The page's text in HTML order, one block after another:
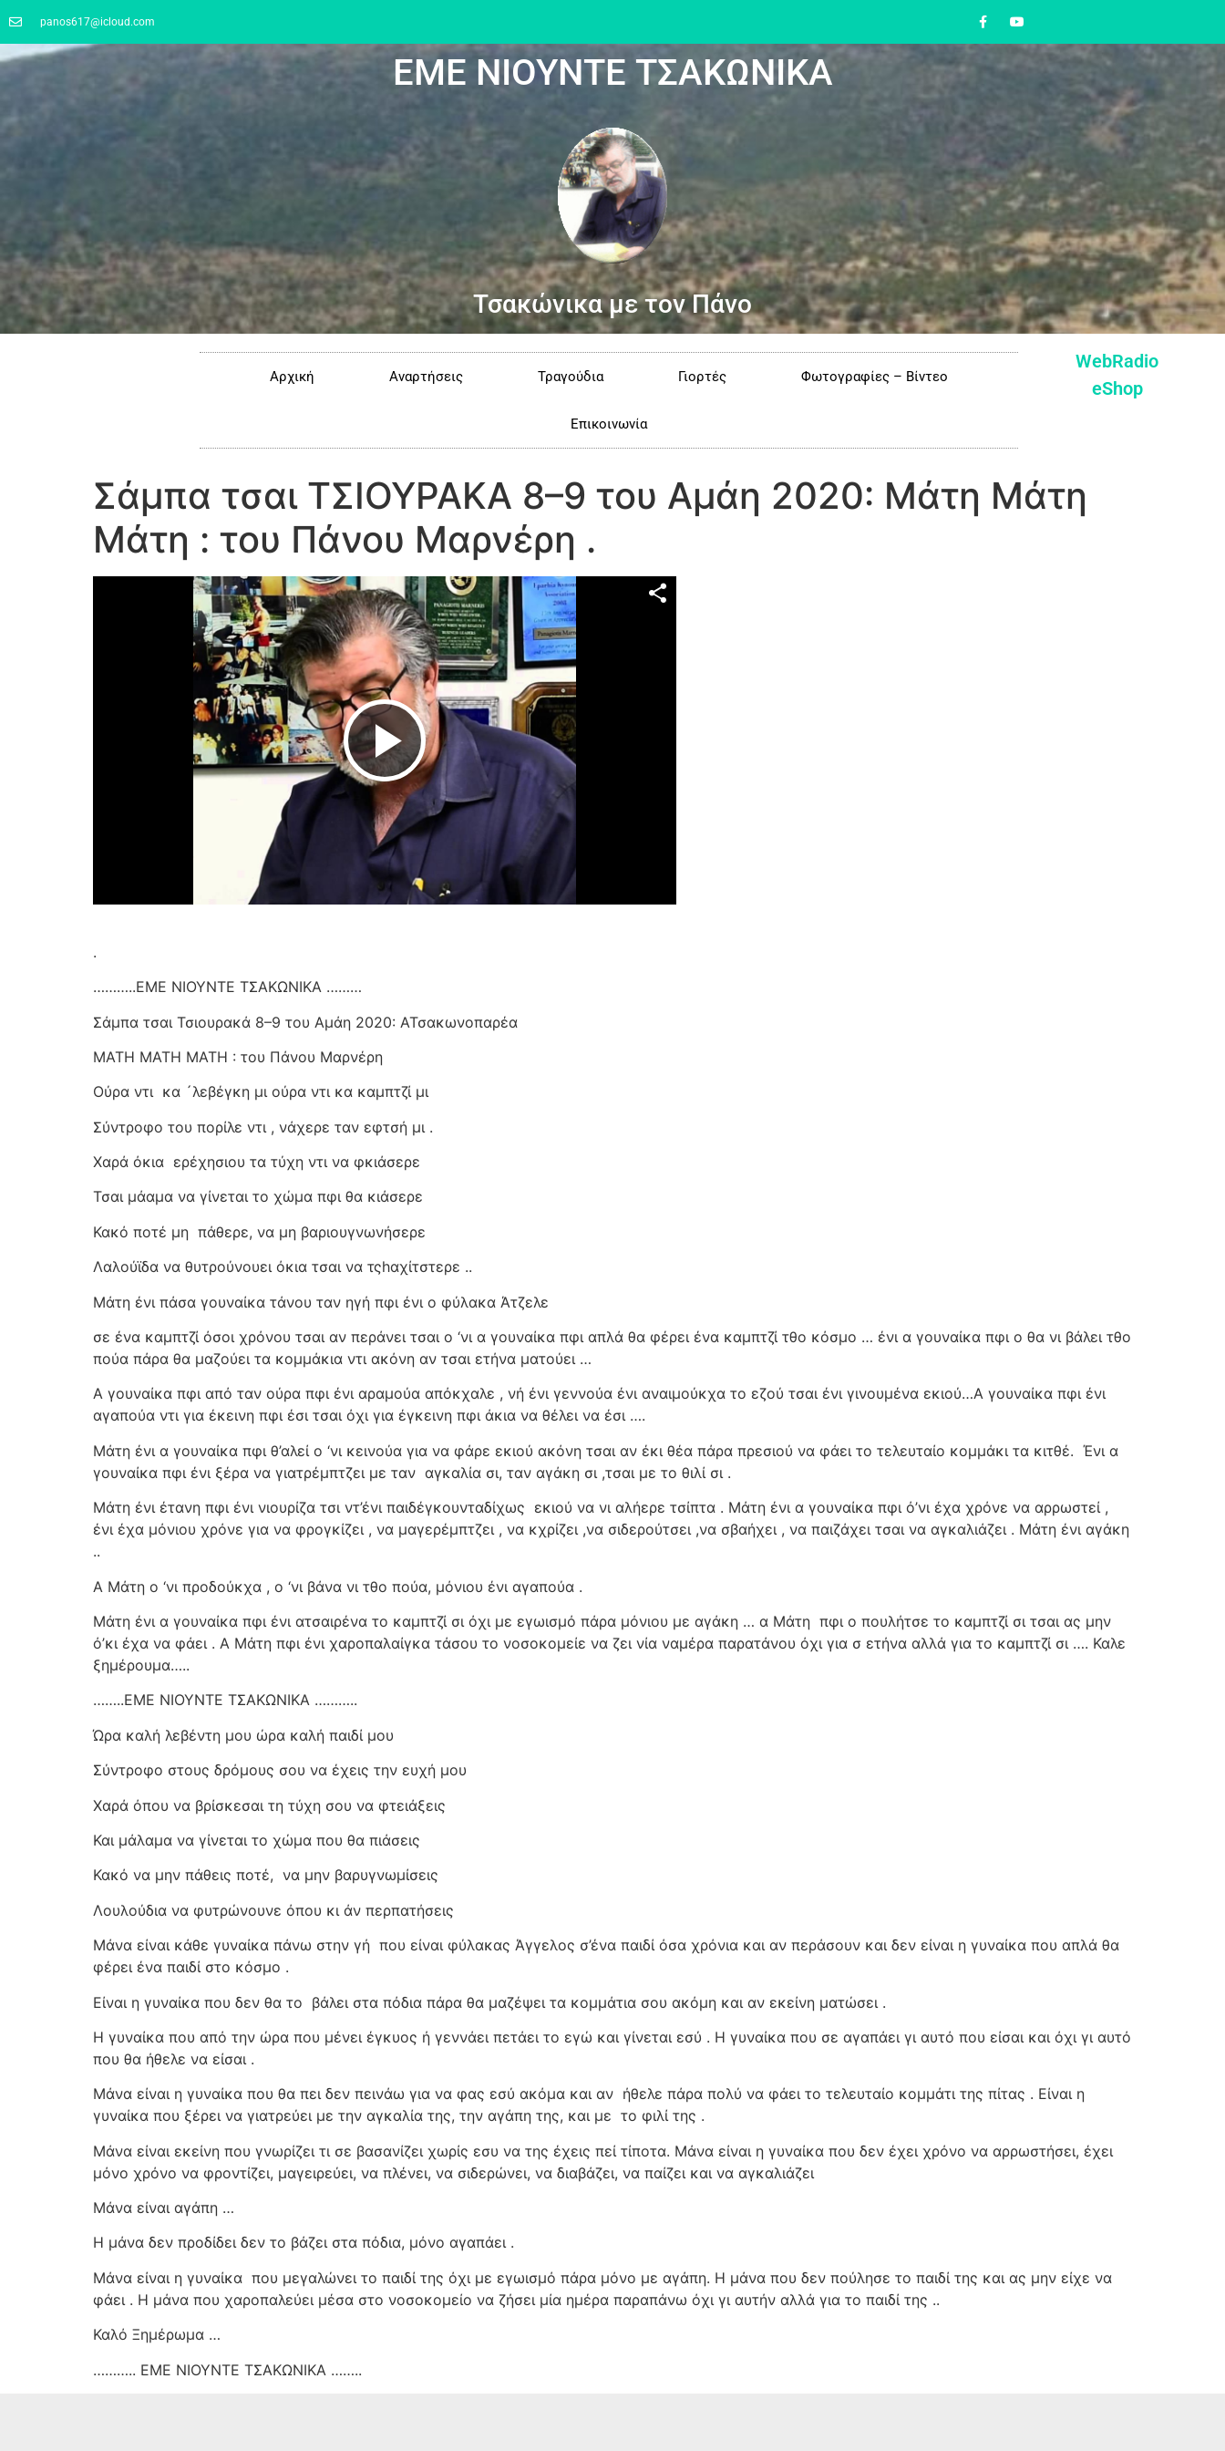
panos617@icloud.com
ΕΜΕ ΝΙΟΥΝΤΕ ΤΣΑΚΩΝΙΚΑ
Τσακώνικα με τον Πάνο
Αρχική Αναρτήσεις Τραγούδια Γιορτές Φωτογραφίες – Βίντεο
Επικοινωνία
WebRadio
eShop
Σάμπα τσαι ΤΣΙΟΥΡΑΚΑ 8–9 του Αμάη 2020: Μάτη Μάτη
Μάτη : του Πάνου Μαρνέρη .
Play Video
.
………..ΕΜΕ ΝΙΟΥΝΤΕ ΤΣΑΚΩΝΙΚΑ ………
Σάμπα τσαι Τσιουρακά 8–9 του Αμάη 2020: ΑΤσακωνοπαρέα
ΜΑΤΗ ΜΑΤΗ ΜΑΤΗ : του Πάνου Μαρνέρη
Ούρα ντι κα ´λεβέγκη μι ούρα ντι κα καμπτζί μι
Σύντροφο του πορίλε ντι , νάχερε ταν εφτσή μι .
Χαρά όκια ερέχησιου τα τύχη ντι να φκιάσερε
Τσαι μάαμα να γίνεται το χώμα πφι θα κιάσερε
Κακό ποτέ μη πάθερε, να μη βαριουγνωνήσερε
Λαλούϊδα να θυτρούνουει όκια τσαι να τςhαχίτστερε ..
Μάτη ένι πάσα γουναίκα τάνου ταν ηγή πφι ένι ο φύλακα Άτζελε
σε ένα καμπτζί όσοι χρόνου τσαι αν περάνει τσαι ο ‘νι α γουναίκα πφι απλά θα φέρει ένα καμπτζί τθο κόσμο … ένι α γουναίκα πφι ο θα νι βάλει τθο
πούα πάρα θα μαζούει τα κομμάκια ντι ακόνη αν τσαι ετήνα ματούει …
Α γουναίκα πφι από ταν ούρα πφι ένι αραμούα απόκχαλε , νή ένι γεννούα ένι αναιμούκχα το εζού τσαι ένι γινουμένα εκιού…Α γουναίκα πφι ένι
αγαπούα ντι για έκεινη πφι έσι τσαι όχι για έγκεινη πφι άκια να θέλει να έσι ….
Μάτη ένι α γουναίκα πφι θ’αλεί ο ‘νι κεινούα για να φάρε εκιού ακόνη τσαι αν έκι θέα πάρα πρεσιού να φάει το τελευταίο κομμάκι τα κιτθέ. Ένι α
γουναίκα πφι ένι ξέρα να γιατρέμπτζει με ταν αγκαλία σι, ταν αγάκη σι ,τσαι με το θιλί σι .
Μάτη ένι έτανη πφι ένι νιουρίζα τσι ντ’ένι παιδέγκουνταδίχως εκιού να νι αλήερε τσίπτα . Μάτη ένι α γουναίκα πφι ό’νι έχα χρόνε να αρρωστεί ,
ένι έχα μόνιου χρόνε για να φρογκίζει , να μαγερέμπτζει , να κχρίζει ,να σιδερούτσει ,να σβαήχει , να παιζάχει τσαι να αγκαλιάζει . Μάτη ένι αγάκη
..
Α Μάτη ο ‘νι προδούκχα , ο ‘νι βάνα νι τθο πούα, μόνιου ένι αγαπούα .
Μάτη ένι α γουναίκα πφι ένι ατσαιρένα το καμπτζί σι όχι με εγωισμό πάρα μόνιου με αγάκη … α Μάτη πφι ο πουλήτσε το καμπτζί σι τσαι ας μην
ό’κι έχα να φάει . Α Μάτη πφι ένι χαροπαλαίγκα τάσου το νοσοκομείε να ζει νία ναμέρα παρατάνου όχι για σ ετήνα αλλά για το καμπτζί σι …. Καλε
ξημέρουμα…..
……..ΕΜΕ ΝΙΟΥΝΤΕ ΤΣΑΚΩΝΙΚΑ ………..
Ώρα καλή λεβέντη μου ώρα καλή παιδί μου
Σύντροφο στους δρόμους σου να έχεις την ευχή μου
Χαρά όπου να βρίσκεσαι τη τύχη σου να φτειάξεις
Και μάλαμα να γίνεται το χώμα που θα πιάσεις
Κακό να μην πάθεις ποτέ, να μην βαρυγνωμίσεις
Λουλούδια να φυτρώνουνε όπου κι άν περπατήσεις
Μάνα είναι κάθε γυναίκα πάνω στην γή που είναι φύλακας Άγγελος σ’ένα παιδί όσα χρόνια και αν περάσουν και δεν είναι η γυναίκα που απλά θα
φέρει ένα παιδί στο κόσμο .
Είναι η γυναίκα που δεν θα το βάλει στα πόδια πάρα θα μαζέψει τα κομμάτια σου ακόμη και αν εκείνη ματώσει .
Η γυναίκα που από την ώρα που μένει έγκυος ή γεννάει πετάει το εγώ και γίνεται εσύ . Η γυναίκα που σε αγαπάει γι αυτό που είσαι και όχι γι αυτό
που θα ήθελε να είσαι .
Μάνα είναι η γυναίκα που θα πει δεν πεινάω για να φας εσύ ακόμα και αν ήθελε πάρα πολύ να φάει το τελευταίο κομμάτι της πίτας . Είναι η
γυναίκα που ξέρει να γιατρεύει με την αγκαλία της, την αγάπη της, και με το φιλί της .
Μάνα είναι εκείνη που γνωρίζει τι σε βασανίζει χωρίς εσυ να της έχεις πεί τίποτα. Μάνα είναι η γυναίκα που δεν έχει χρόνο να αρρωστήσει, έχει
μόνο χρόνο να φροντίζει, μαγειρεύει, να πλένει, να σιδερώνει, να διαβάζει, να παίζει και να αγκαλιάζει
Μάνα είναι αγάπη …
Η μάνα δεν προδίδει δεν το βάζει στα πόδια, μόνο αγαπάει .
Μάνα είναι η γυναίκα που μεγαλώνει το παιδί της όχι με εγωισμό πάρα μόνο με αγάπη. Η μάνα που δεν πούλησε το παιδί της και ας μην είχε να
φάει . Η μάνα που χαροπαλεύει μέσα στο νοσοκομείο να ζήσει μία ημέρα παραπάνω όχι γι αυτήν αλλά για το παιδί της ..
Καλό Ξημέρωμα …
……….. ΕΜΕ ΝΙΟΥΝΤΕ ΤΣΑΚΩΝΙΚΑ ……..